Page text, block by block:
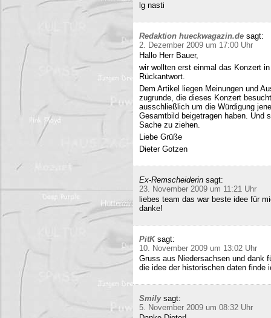
lg nasti
Redaktion hueckwagazin.de sagt:
2. Dezember 2009 um 17:00 Uhr
Hallo Herr Bauer,
wir wollten erst einmal das Konzert
Rückantwort.
Dem Artikel liegen Meinungen und
zugrunde, die dieses Konzert
ausschließlich um die Würdigung
Gesamtbild beigetragen haben. Und
Sache zu ziehen.
Liebe Grüße
Dieter Gotzen
Ex-Remscheiderin sagt:
23. November 2009 um 11:21 Uhr
liebes team das war beste idee für
danke!
PitK sagt:
10. November 2009 um 13:02 Uhr
Gruss aus Niedersachsen und dank
die idee der historischen daten finde
Smily sagt:
5. November 2009 um 08:32 Uhr